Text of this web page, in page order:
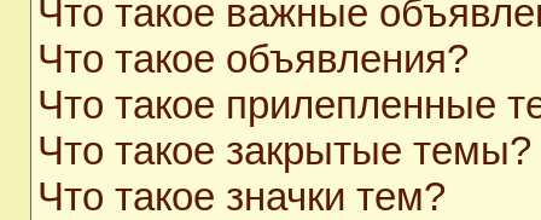
Что такое важные
Что такое объявления?
Что такое прилепленные
Что такое закрытые темы?
Что такое значки тем?